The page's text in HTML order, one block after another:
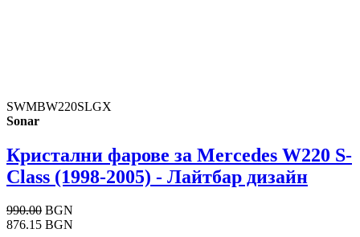
SWMBW220SLGX
Sonar
Кристални фарове за Mercedes W220 S-
Class (1998-2005) - Лайтбар дизайн
990.00 BGN
876.15 BGN